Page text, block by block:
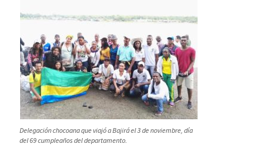
Delegación chocoana que viajó a Bajirá el 3 de noviembre, día
del 69 cumpleaños del departamento.